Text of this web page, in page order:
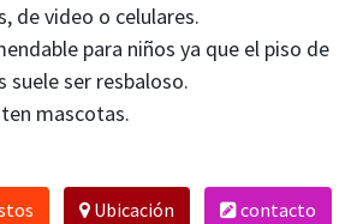
de video o celulares.
para niños ya que el piso de
suele ser resbaloso.
mascotas.
Ubicación contacto